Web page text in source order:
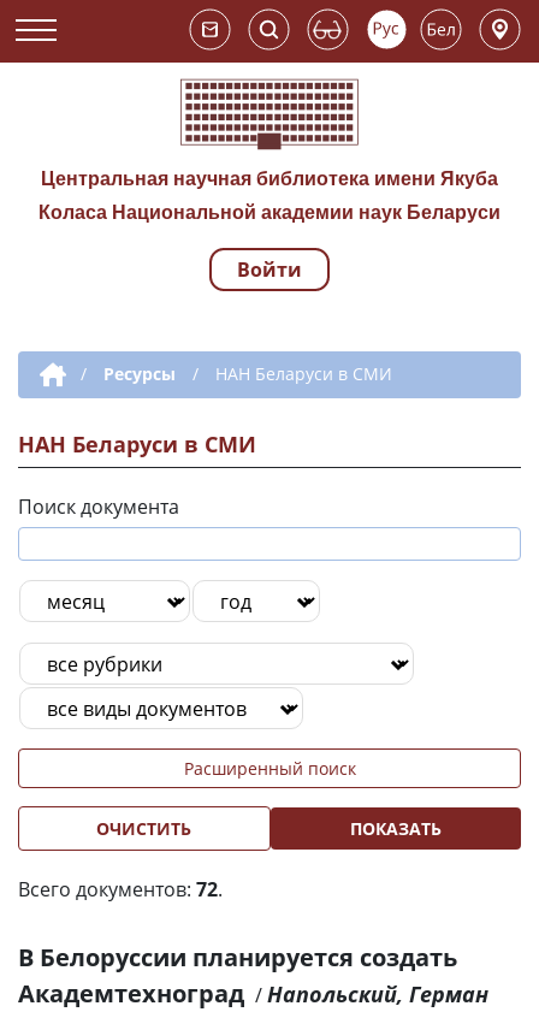
Центральная научная библиотека имени Якуба
Коласа Национальной академии наук Беларуси
Навигация по
Войти
Дополнительная навигация
/ Ресурсы / НАН Беларуси в СМИ
НАН Беларуси в СМИ
Поиск документа
Расширенный поиск
ОЧИСТИТЬ ПОКАЗАТЬ
Всего документов: 72.
В Белоруссии планируется создать
Академтехноград /Напольский, Герман